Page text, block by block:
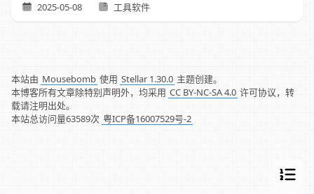
2025-05-08 工具软件
本站由 Mousebomb 使用 Stellar 1.30.0 主题创建。
本博客所有文章除特别声明外，均采用 CC BY-NC-SA 4.0 许可协议，转
载请注明出处。
本站总访问量63589次 粤ICP备16007529号-2